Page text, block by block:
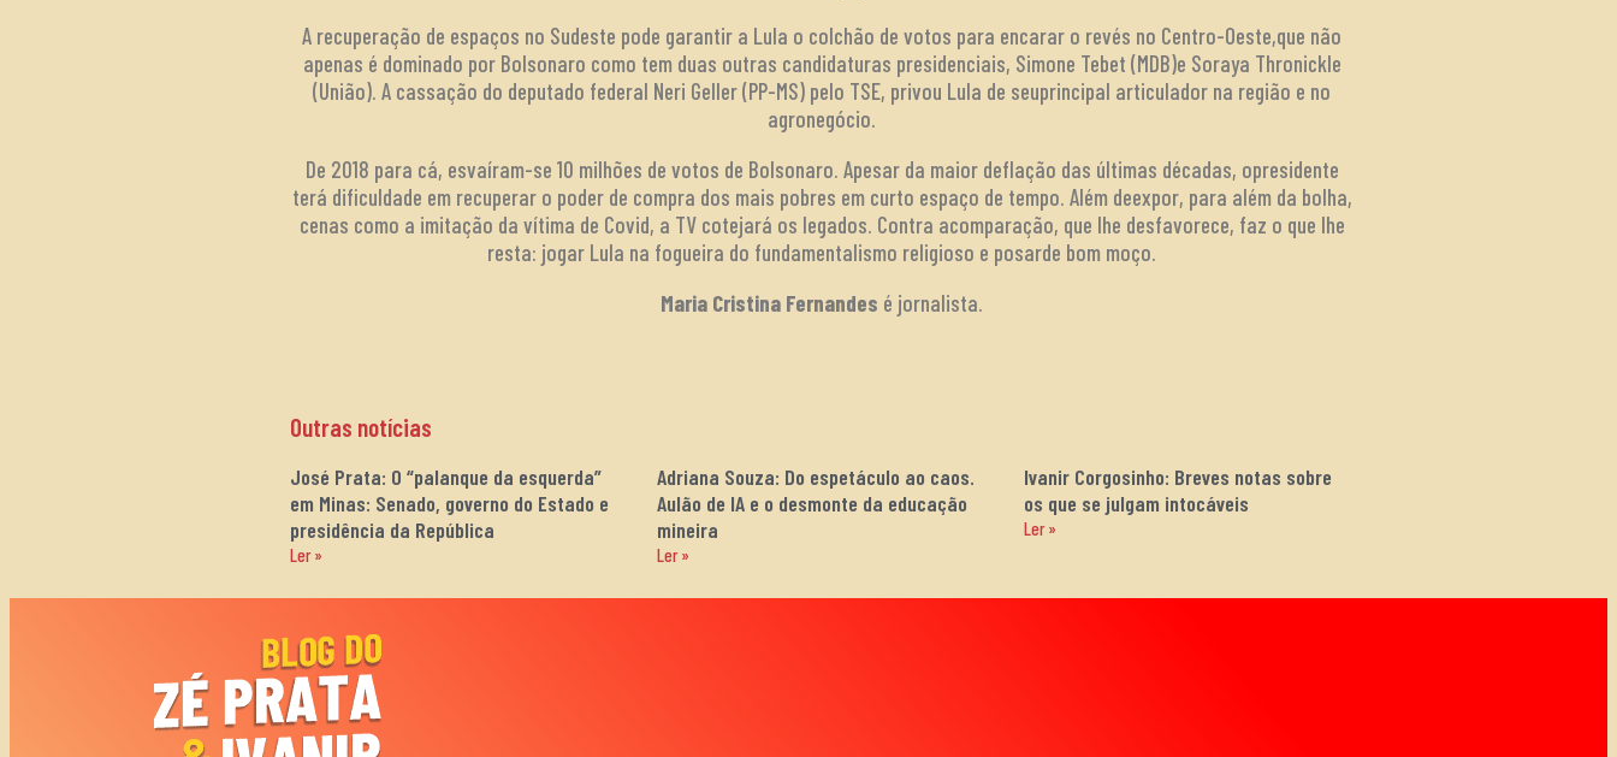
A recuperação de espaços no Sudeste pode garantir a Lula o colchão de votos para encarar o revés no Centro-Oeste,que não
apenas é dominado por Bolsonaro como tem duas outras candidaturas presidenciais, Simone Tebet (MDB)e Soraya Thronickle
(União). A cassação do deputado federal Neri Geller (PP-MS) pelo TSE, privou Lula de seuprincipal articulador na região e no
agronegócio.
De 2018 para cá, esvaíram-se 10 milhões de votos de Bolsonaro. Apesar da maior deflação das últimas décadas, opresidente
terá dificuldade em recuperar o poder de compra dos mais pobres em curto espaço de tempo. Além deexpor, para além da bolha,
cenas como a imitação da vítima de Covid, a TV cotejará os legados. Contra acomparação, que lhe desfavorece, faz o que lhe
resta: jogar Lula na fogueira do fundamentalismo religioso e posarde bom moço.
Maria Cristina Fernandes é jornalista.
Outras notícias
José Prata: O “palanque da esquerda”
em Minas: Senado, governo do Estado e
presidência da República
Ler »
Adriana Souza: Do espetáculo ao caos.
Aulão de IA e o desmonte da educação
mineira
Ler »
Ivanir Corgosinho: Breves notas sobre
os que se julgam intocáveis
Ler »